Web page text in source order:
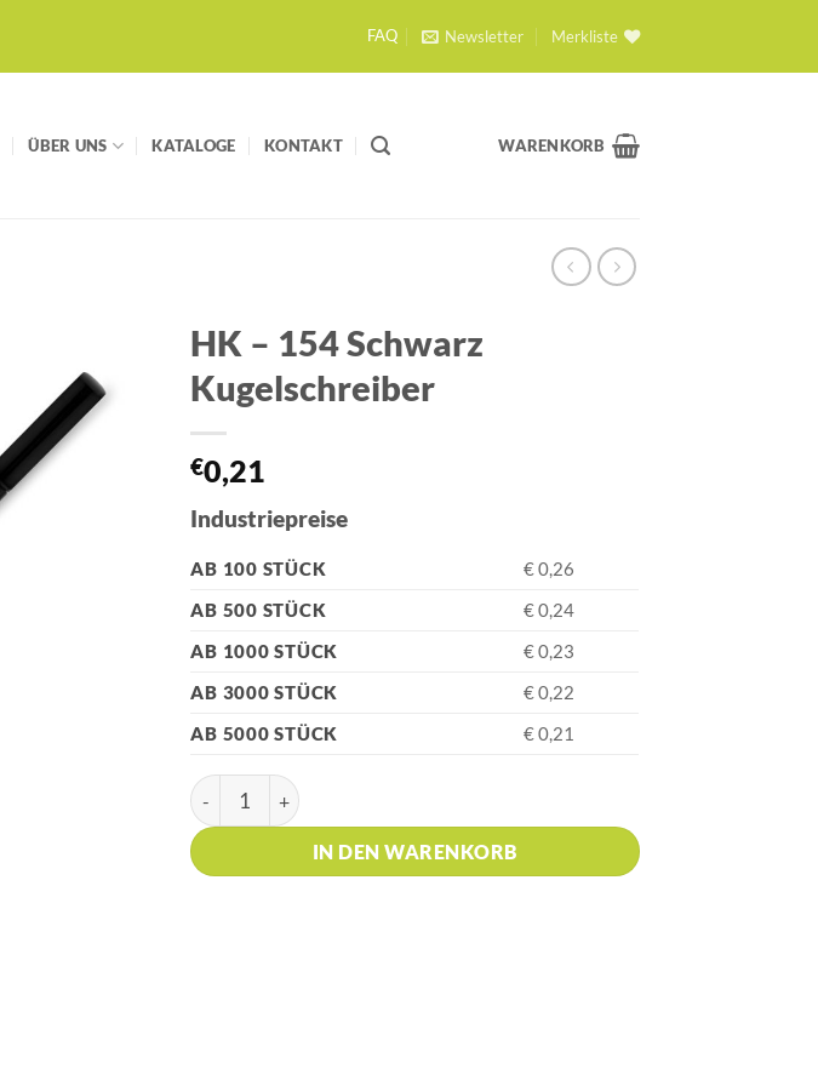
FAQ Newsletter Merkliste
ÜBER UNS KATALOGE KONTAKT WARENKORB
Auf die
Merkliste
HK – 154 Schwarz
Kugelschreiber
€0,21
Industriepreise
AB 100 STÜCK
€ 0,26
AB 500 STÜCK
€ 0,24
AB 1000 STÜCK
€ 0,23
AB 3000 STÜCK
€ 0,22
AB 5000 STÜCK
€ 0,21
HK - 154 Schwarz Kugelschreiber Menge
IN DEN WARENKORB